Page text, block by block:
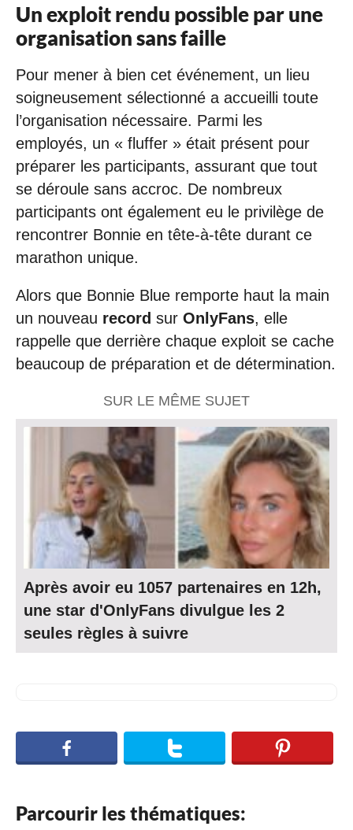
Un exploit rendu possible par une
organisation sans faille
Pour mener à bien cet événement, un lieu
soigneusement sélectionné a accueilli toute
l’organisation nécessaire. Parmi les
employés, un « fluffer » était présent pour
préparer les participants, assurant que tout
se déroule sans accroc. De nombreux
participants ont également eu le privilège de
rencontrer Bonnie en tête-à-tête durant ce
marathon unique.
Alors que Bonnie Blue remporte haut la main
un nouveau record sur OnlyFans, elle
rappelle que derrière chaque exploit se cache
beaucoup de préparation et de détermination.
SUR LE MÊME SUJET
Après avoir eu 1057 partenaires en 12h,
une star d'OnlyFans divulgue les 2
seules règles à suivre
Parcourir les thématiques: